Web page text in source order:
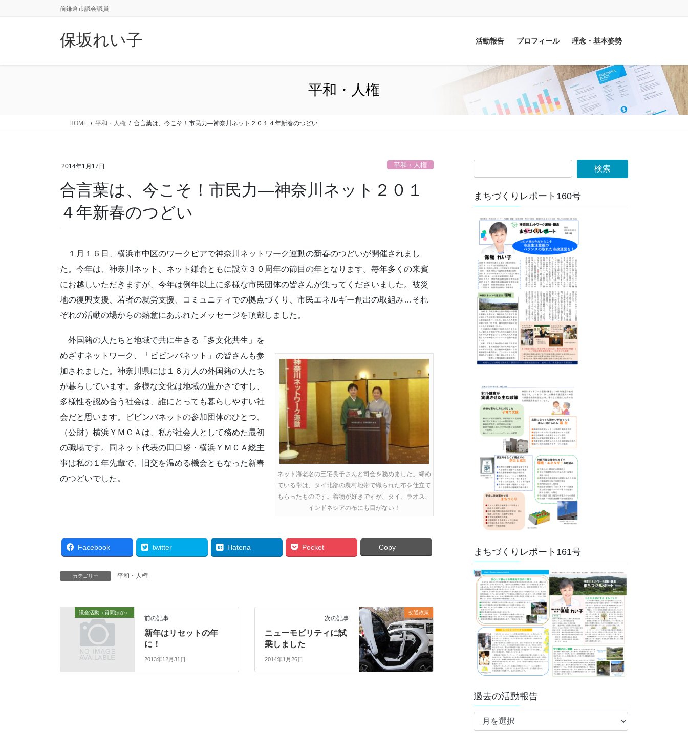
前鎌倉市議会議員
保坂れい子 活動報告 プロフィール 理念・基本姿勢
平和・人権
HOME 平和・人権 合言葉は、今こそ！市民力―神奈川ネット２０１４年新春のつどい
2014年1月17日 平和・人権
合言葉は、今こそ！市民力―神奈川ネット２０１
４年新春のつどい
１月１６日、横浜市中区のワークピアで神奈川ネットワーク運動の新春のつどいが開催されまし
た。今年は、神奈川ネット、ネット鎌倉ともに設立３０周年の節目の年となります。毎年多くの来賓
にお越しいただきますが、今年は例年以上に多様な市民団体の皆さんが集ってくださいました。被災
地の復興支援、若者の就労支援、コミュニティでの拠点づくり、市民エネルギー創出の取組み…それ
ぞれの活動の場からの熱意にあふれたメッセージを頂戴しました。
ネット海老名の三宅良子さんと司会を務めました。締め
ている帯は、タイ北部の農村地帯で織られた布を仕立て
もらったものです。着物が好きですが、タイ、ラオス、
インドネシアの布にも目がない！
外国籍の人たちと地域で共に生きる「多文化共生」を
めざすネットワーク、「ビビンバネット」の皆さんも参
加されました。神奈川県には１６万人の外国籍の人たち
が暮らしています。多様な文化は地域の豊かさですし、
多様性を認め合う社会は、誰にとっても暮らしやすい社
会だと思います。ビビンバネットの参加団体のひとつ、
（公財）横浜ＹＭＣＡは、私が社会人として務めた最初
の職場です。同ネット代表の田口努・横浜ＹＭＣＡ総主
事は私の１年先輩で、旧交を温める機会ともなった新春
のつどいでした。
Facebook twitter Hatena Pocket Copy
カテゴリー 平和・人権
議会活動（質問ほか）
前の記事
新年はリセットの年
に！
2013年12月31日
交通政策
次の記事
ニューモビリティに試
乗しました
2014年1月26日
まちづくりレポート160号
まちづくりレポート161号
過去の活動報告
過